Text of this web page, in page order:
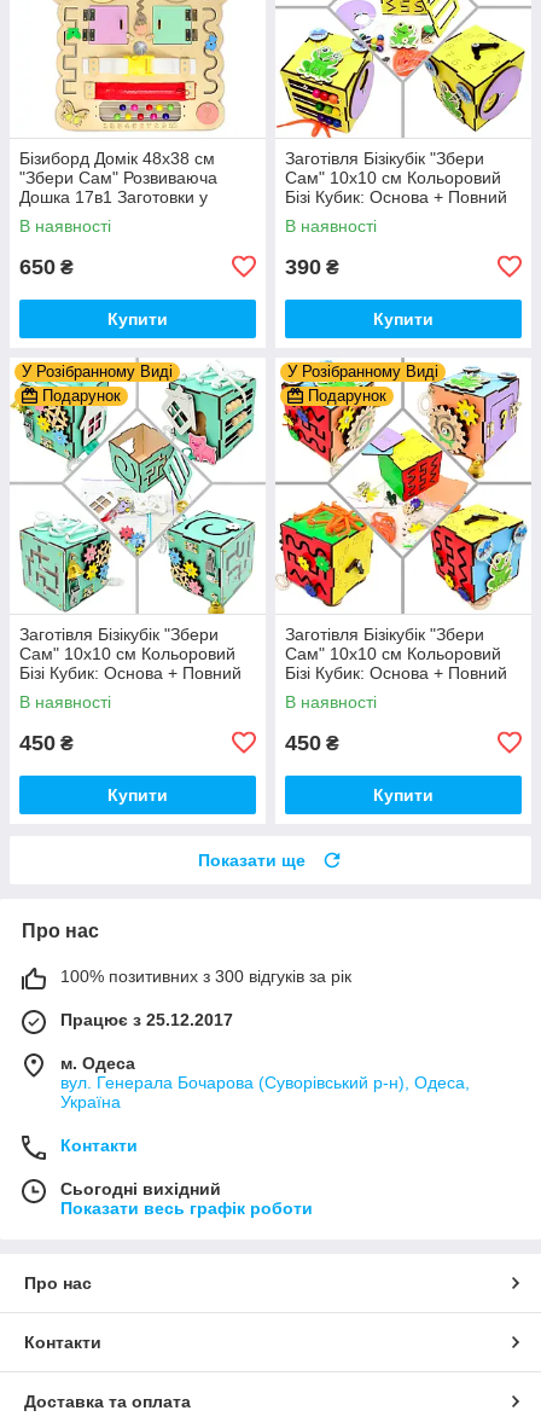
Бізиборд Домік 48x38 см
"Збери Сам" Розвиваюча
Дошка 17в1 Заготовки у
Разобранному вигляді +
Деталі та Фарба
В наявності
650 ₴
Купити
Заготівля Бізікубік "Збери
Сам" 10х10 см Кольоровий
Бізі Кубик: Основа + Повний
Комплект (в Розібраному
Виді) Кубік Бізи, Жовтий
В наявності
390 ₴
Купити
У Розібранному Виді
Подарунок
Заготівля Бізікубік "Збери
Сам" 10х10 см Кольоровий
Бізі Кубик: Основа + Повний
Комплект (в Розібраному
Виді) Кубік Бізи, Бірюза
В наявності
450 ₴
Купити
У Розібранному Виді
Подарунок
Заготівля Бізікубік "Збери
Сам" 10х10 см Кольоровий
Бізі Кубик: Основа + Повний
Комплект (в Розібраному
Виді) Кубік Бізи, Різнокол
В наявності
450 ₴
Купити
Показати ще
Про нас
100% позитивних з 300 відгуків за рік
Працює з 25.12.2017
м. Одеса
вул. Генерала Бочарова (Суворівський р-н), Одеса,
Україна
Контакти
Сьогодні вихідний
Показати весь графік роботи
Про нас
Контакти
Доставка та оплата